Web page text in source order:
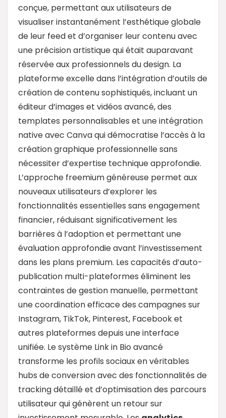
conçue, permettant aux utilisateurs de
visualiser instantanément l’esthétique globale
de leur feed et d’organiser leur contenu avec
une précision artistique qui était auparavant
réservée aux professionnels du design. La
plateforme excelle dans l’intégration d’outils de
création de contenu sophistiqués, incluant un
éditeur d’images et vidéos avancé, des
templates personnalisables et une intégration
native avec Canva qui démocratise l’accès à la
création graphique professionnelle sans
nécessiter d’expertise technique approfondie.
L’approche freemium généreuse permet aux
nouveaux utilisateurs d’explorer les
fonctionnalités essentielles sans engagement
financier, réduisant significativement les
barrières à l’adoption et permettant une
évaluation approfondie avant l’investissement
dans les plans premium. Les capacités d’auto-
publication multi-plateformes éliminent les
contraintes de gestion manuelle, permettant
une coordination efficace des campagnes sur
Instagram, TikTok, Pinterest, Facebook et
autres plateformes depuis une interface
unifiée. Le système Link in Bio avancé
transforme les profils sociaux en véritables
hubs de conversion avec des fonctionnalités de
tracking détaillé et d’optimisation des parcours
utilisateur qui génèrent un retour sur